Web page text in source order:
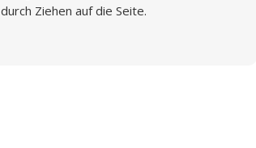
durch Ziehen auf die Seite.